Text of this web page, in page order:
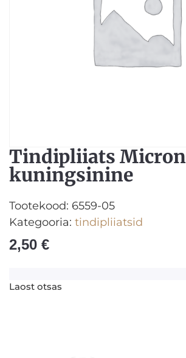
Tindipliiats Micron
kuningsinine
Tootekood: 6559-05
Kategooria: tindipliiatsid
2,50 €
Laost otsas